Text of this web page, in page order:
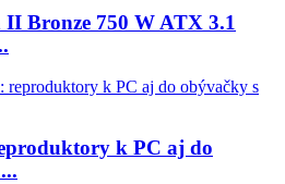
Bronze 750 W ATX 3.1
k PC aj do